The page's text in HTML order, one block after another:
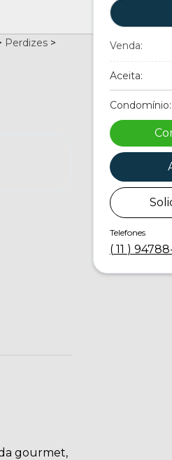
Perdizes >
gourmet,
Venda:
Aceita:
Condomínio:
Telefones
( 11 )